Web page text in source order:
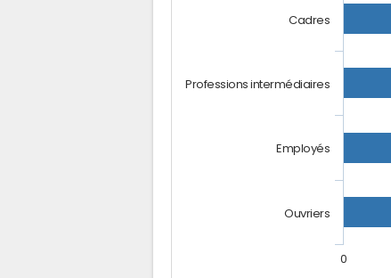
Cadres
Professions intermédiaires
Employés
Ouvriers
0